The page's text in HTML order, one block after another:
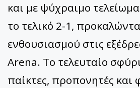
και με ψύχραιμο
το τελικό 2-1,
ενθουσιασμού στις
Arena. Το τελευταίο
παίκτες, προπονητές και